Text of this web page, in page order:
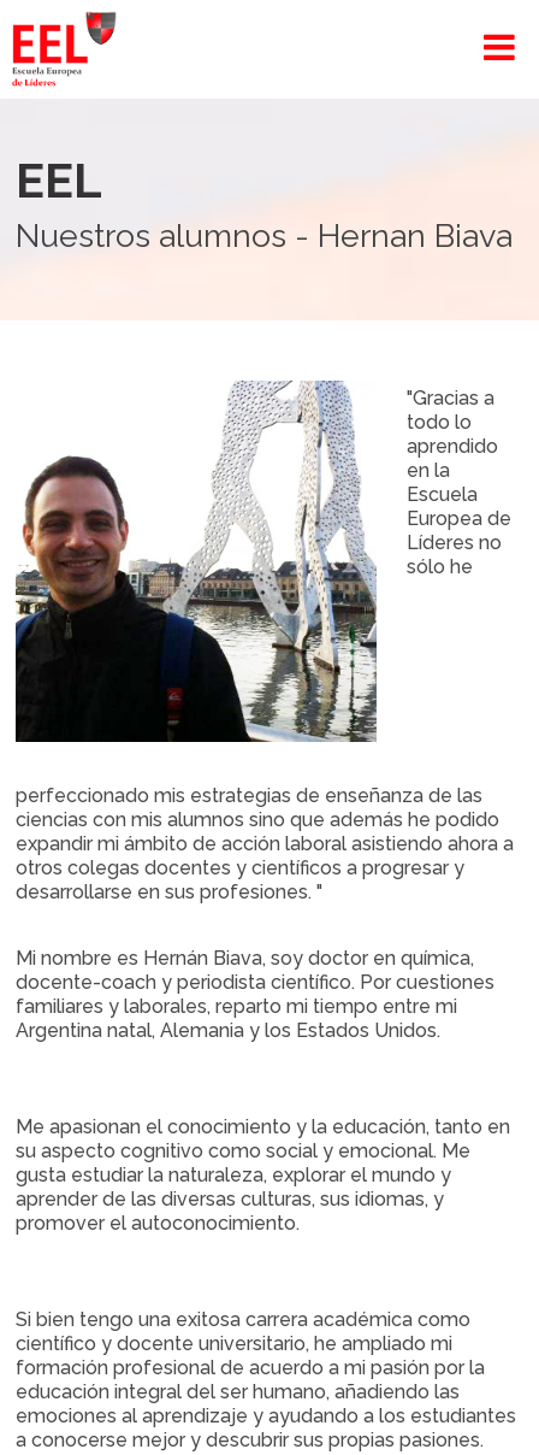
EEL
Nuestros alumnos - Hernan Biava
"Gracias a
todo lo
aprendido
en la
Escuela
Europea de
Líderes no
sólo he
perfeccionado mis estrategias de enseñanza de las
ciencias con mis alumnos sino que además he podido
expandir mi ámbito de acción laboral asistiendo ahora a
otros colegas docentes y científicos a progresar y
desarrollarse en sus profesiones. "
Mi nombre es Hernán Biava, soy doctor en química,
docente-coach y periodista científico. Por cuestiones
familiares y laborales, reparto mi tiempo entre mi
Argentina natal, Alemania y los Estados Unidos.
Me apasionan el conocimiento y la educación, tanto en
su aspecto cognitivo como social y emocional. Me
gusta estudiar la naturaleza, explorar el mundo y
aprender de las diversas culturas, sus idiomas, y
promover el autoconocimiento.
Si bien tengo una exitosa carrera académica como
científico y docente universitario, he ampliado mi
formación profesional de acuerdo a mi pasión por la
educación integral del ser humano, añadiendo las
emociones al aprendizaje y ayudando a los estudiantes
a conocerse mejor y descubrir sus propias pasiones.